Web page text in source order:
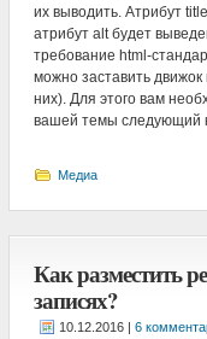
их выводить. Атрибут
атрибут alt будет
требование html-
можно заставить
них). Для этого вам
вашей темы следующий
Медиа
Как разместить
записях?
| 6